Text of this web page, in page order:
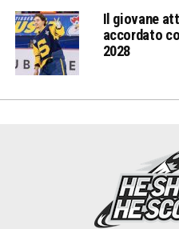
Il giovane
accordato
2028